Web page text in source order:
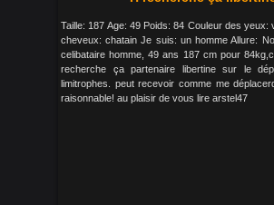
Taille: 187 Age: 49 Poids: 84 Couleur des yeux:
cheveux: chatain Je suis: un homme Allure:
celibataire homme, 49 ans 187 cm pour
recherche ça partenaire libertine sur le
limitrophes. peut recevoir comme me
raisonnable! au plaisir de vous lire arstel47